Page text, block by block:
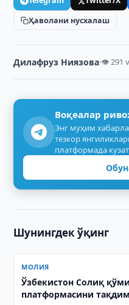
Ҳаволани нусхалаш
Дилафруз Ниязова·👁 291
Воқеалар
Энг муҳим
тезкор
платформада
Шунингдек ўқинг
МОЛИЯ
Ўзбекистон Солиқ
платформасини